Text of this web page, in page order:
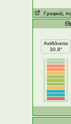
Γραφικές
Αισθάνεται
30.8°